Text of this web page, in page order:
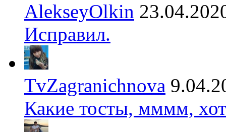
AlekseyOlkin
Исправил.
TvZagranichnova
Какие тосты, мммм,